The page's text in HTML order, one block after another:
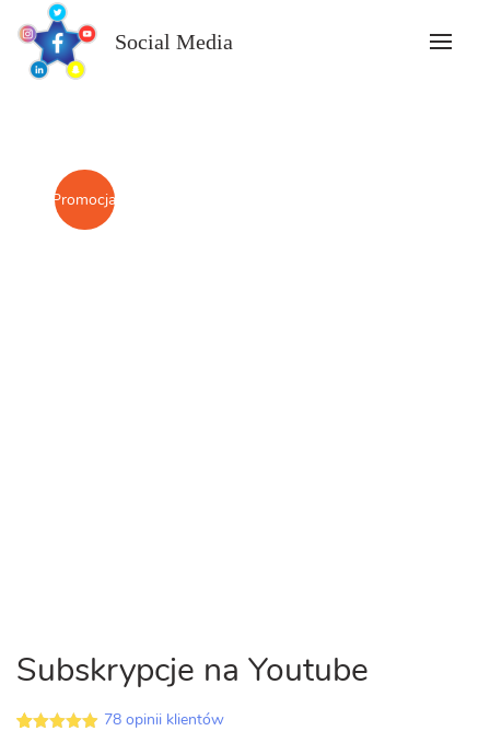
content
Social Media
Promocja!
Subskrypcje na Youtube
78opinii klientów